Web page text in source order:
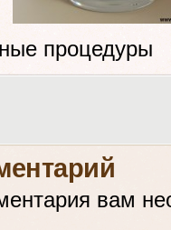
процедуры
вам